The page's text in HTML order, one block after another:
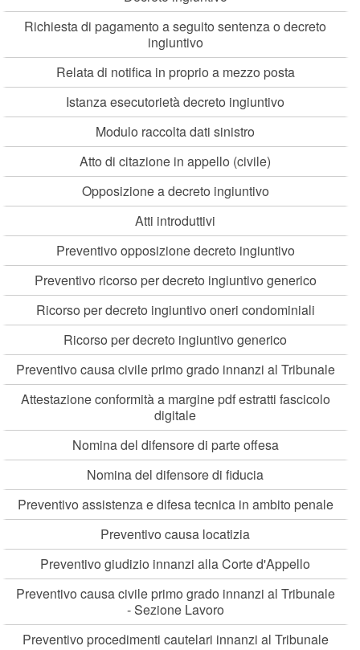
Richiesta di pagamento a seguito sentenza o decreto
ingiuntivo
Relata di notifica in proprio a mezzo posta
Istanza esecutorietà decreto ingiuntivo
Modulo raccolta dati sinistro
Atto di citazione in appello (civile)
Opposizione a decreto ingiuntivo
Atti introduttivi
Preventivo opposizione decreto ingiuntivo
Preventivo ricorso per decreto ingiuntivo generico
Ricorso per decreto ingiuntivo oneri condominiali
Ricorso per decreto ingiuntivo generico
Preventivo causa civile primo grado innanzi al Tribunale
Attestazione conformità a margine pdf estratti fascicolo
digitale
Nomina del difensore di parte offesa
Nomina del difensore di fiducia
Preventivo assistenza e difesa tecnica in ambito penale
Preventivo causa locatizia
Preventivo giudizio innanzi alla Corte d'Appello
Preventivo causa civile primo grado innanzi al Tribunale
- Sezione Lavoro
Preventivo procedimenti cautelari innanzi al Tribunale